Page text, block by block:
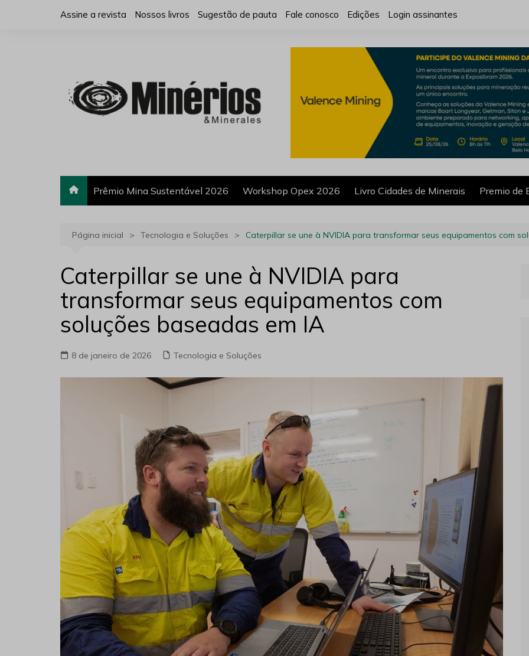
Assine a revista Nossos livros Sugestão de pauta Fale conosco Edições Login assinantes
Prêmio Mina Sustentável 2026 Workshop Opex 2026 Livro Cidades de Minerais Premio de
Página inicial Tecnologia e Soluções Caterpillar se une à NVIDIA para transformar seus equipamentos com
Caterpillar se une à NVIDIA para
transformar seus equipamentos com
soluções baseadas em IA
8 de janeiro de 2026 Tecnologia e Soluções